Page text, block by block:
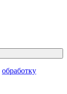
обработку